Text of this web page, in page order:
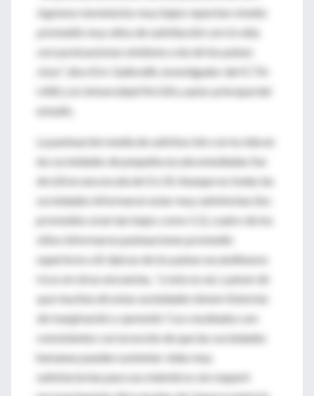
ingresos monetarios muy bajos reportan niveles
promedio muy altos de satisfacción con la vida,
con puntuaciones similares a las de los países
ricos"
, dice Eric Galbraith, investigador del ICTA-
UAB y la Universidad McGill y autor principal del
estudio.
La puntuación media de satisfacción con la vida en
las sociedades de pequeña escala estudiadas fue
de 6,8 en una escala de 0 a 10. Aunque no todas las
sociedades informaron estar muy satisfechas (los
promedios eran tan bajos como 5,1), cuatro de los
sitios informaron puntuaciones promedio
superiores a 8, típicas de los países escandinavos
ricos en otras encuestas,
"y esto es así, a pesar de
que muchas de estas sociedades tienen historias
de marginación y opresión."
Los resultados son
consistentes con la noción de que las sociedades
humanas pueden sustentar vidas muy
satisfactorias para sus miembros sin requerir